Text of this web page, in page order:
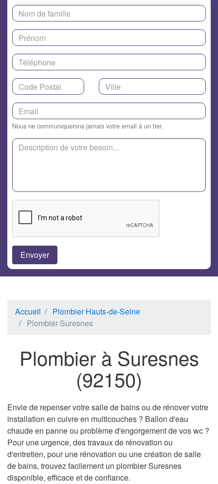
Nous ne communiquerons jamais votre email à un tier.
Accueil
Plombier Hauts-de-Seine
Plombier Suresnes
Plombier à Suresnes
(92150)
Envie de repenser votre salle de bains ou de rénover votre
installation en cuivre en multicouches ? Ballon d'eau
chaude en panne ou problème d'engorgement de vos wc ?
Pour une urgence, des travaux de rénovation ou
d'entretien, pour une rénovation ou une création de salle
de bains, trouvez facilement un plombier Suresnes
disponible, efficace et de confiance.